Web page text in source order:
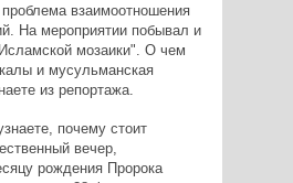
взаимоотношения
На мероприятии побывал и
мозаики". О чем
и мусульманская
из репортажа.
почему стоит
вечер,
рождения Пророка